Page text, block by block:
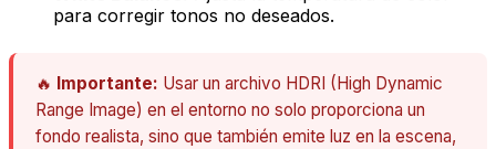
para corregir tonos no deseados.
🔥 Importante: Usar un archivo HDRI (High Dynamic
Range Image) en el entorno no solo proporciona un
fondo realista, sino que también emite luz en la escena,